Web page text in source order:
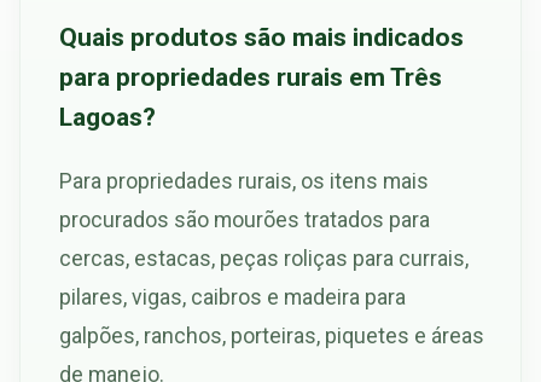
Quais produtos são mais indicados
para propriedades rurais em Três
Lagoas?
Para propriedades rurais, os itens mais
procurados são mourões tratados para
cercas, estacas, peças roliças para currais,
pilares, vigas, caibros e madeira para
galpões, ranchos, porteiras, piquetes e áreas
de manejo.